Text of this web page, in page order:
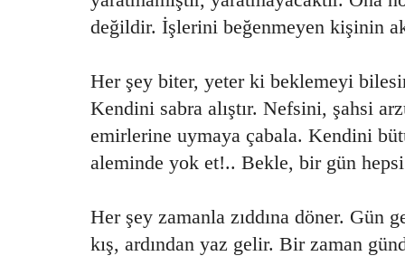
değildir. İşlerini beğenmeyen kişinin
Her şey biter, yeter ki beklemeyi
Kendini sabra alıştır. Nefsini, şahsi
emirlerine uymaya çabala. Kendini
aleminde yok et!.. Bekle, bir gün
Her şey zamanla zıddına döner. Gün
kış, ardından yaz gelir. Bir zaman